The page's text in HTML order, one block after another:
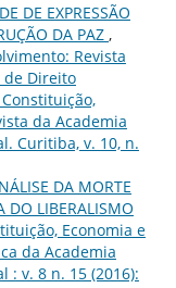
DE EXPRESSÃO
DA PAZ ,
Revista
de Direito
da Academia
Curitiba, v. 10, n.
DA MORTE
DO LIBERALISMO
Economia e
da Academia
: v. 8 n. 15 (2016):